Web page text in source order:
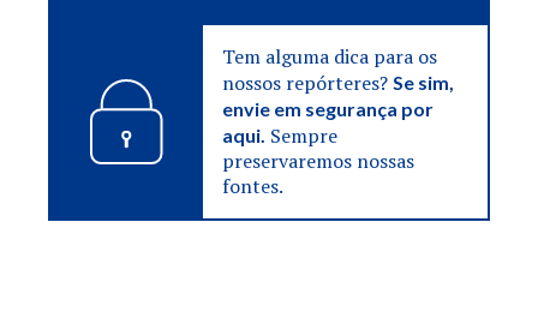
Tem alguma dica para os
nossos repórteres?Se sim,
envie em segurança por
aqui. Sempre
preservaremos nossas
fontes.